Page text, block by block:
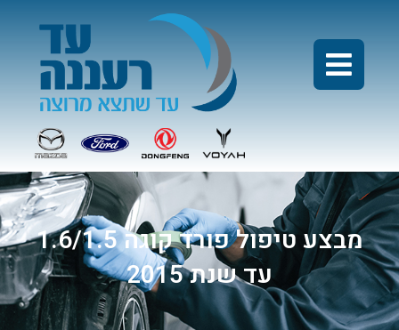
מבצע טיפול פורד קוגה 1.6/1.5
עד שנת 2015